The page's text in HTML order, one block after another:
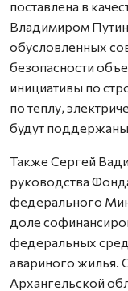
поставлена в
Владимиром
обусловленных
безопасности
инициативы по
по теплу,
будут поддержаны
Также Сергей
руководства
федерального
доле
федеральных
авариного жилья.
Архангельской